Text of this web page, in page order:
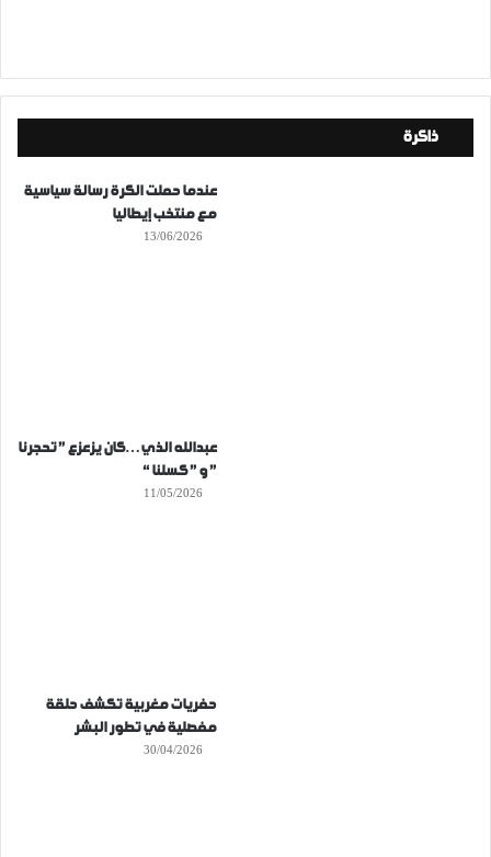
ذاكرة
عندما حملت الكرة رسالة سياسية
مع منتخب إيطاليا
13/06/2026
عبدالله الذي…كان يزعزع ” تحجرنا
” و ” كسلنا “
11/05/2026
حفريات مغربية تكشف حلقة
مفصلية في تطور البشر
30/04/2026